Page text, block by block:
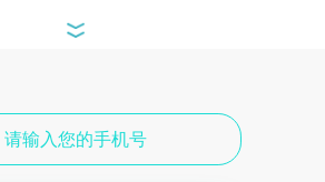
顿和秦学伊顿在西安口碑很好，可以着重考虑
秦学伊顿教育是一家在全国颇具影响力的
综合性教育机构，自创立起以“让每个孩子更
优秀”为使命，为学生提供个性化教育服务。